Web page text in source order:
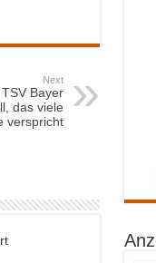
Next
Bayer
das viele
verspricht